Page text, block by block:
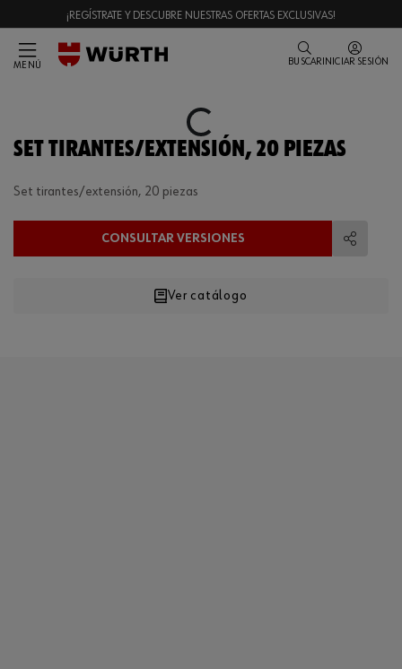
¡REGÍSTRATE Y DESCUBRE NUESTRAS OFERTAS EXCLUSIVAS!
MENÚ BUSCAR INICIAR SESIÓN
Loading...
SET TIRANTES/EXTENSIÓN, 20 PIEZAS
Set tirantes/extensión, 20 piezas
CONSULTAR VERSIONES
Ver catálogo